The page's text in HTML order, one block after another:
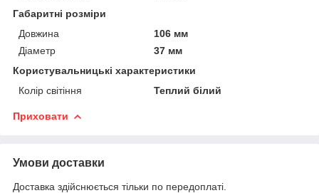
Габаритні розміри
Довжина
106 мм
Діаметр
37 мм
Користувальницькі характеристики
Колір світіння
Теплий білий
Приховати
Умови доставки
Доставка здійснюється тільки по передоплаті.